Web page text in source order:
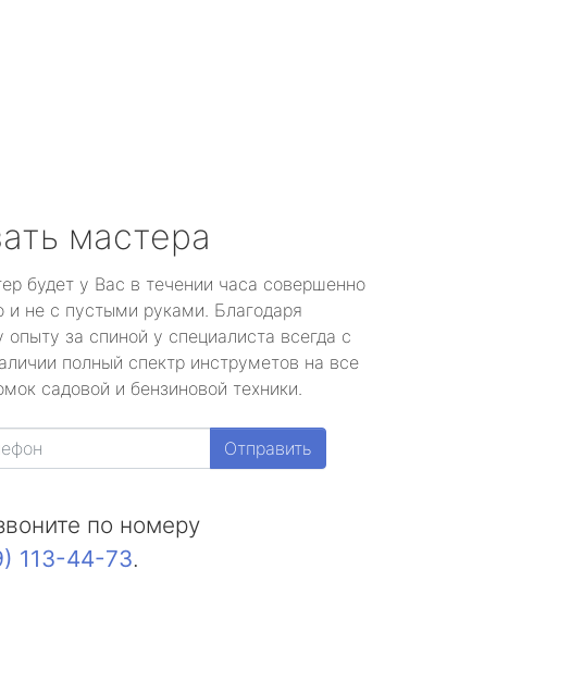
мастера
будет у Вас в течении часа совершенно
и не с пустыми руками. Благодаря
за спиной у специалиста всегда с
полный спектр инструметов на все
садовой и бензиновой техники.
Отправить
по номеру
113-44-73.